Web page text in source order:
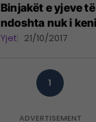
Binjakët e yjeve
ndoshta nuk i
Yjet 21/10/2017
1